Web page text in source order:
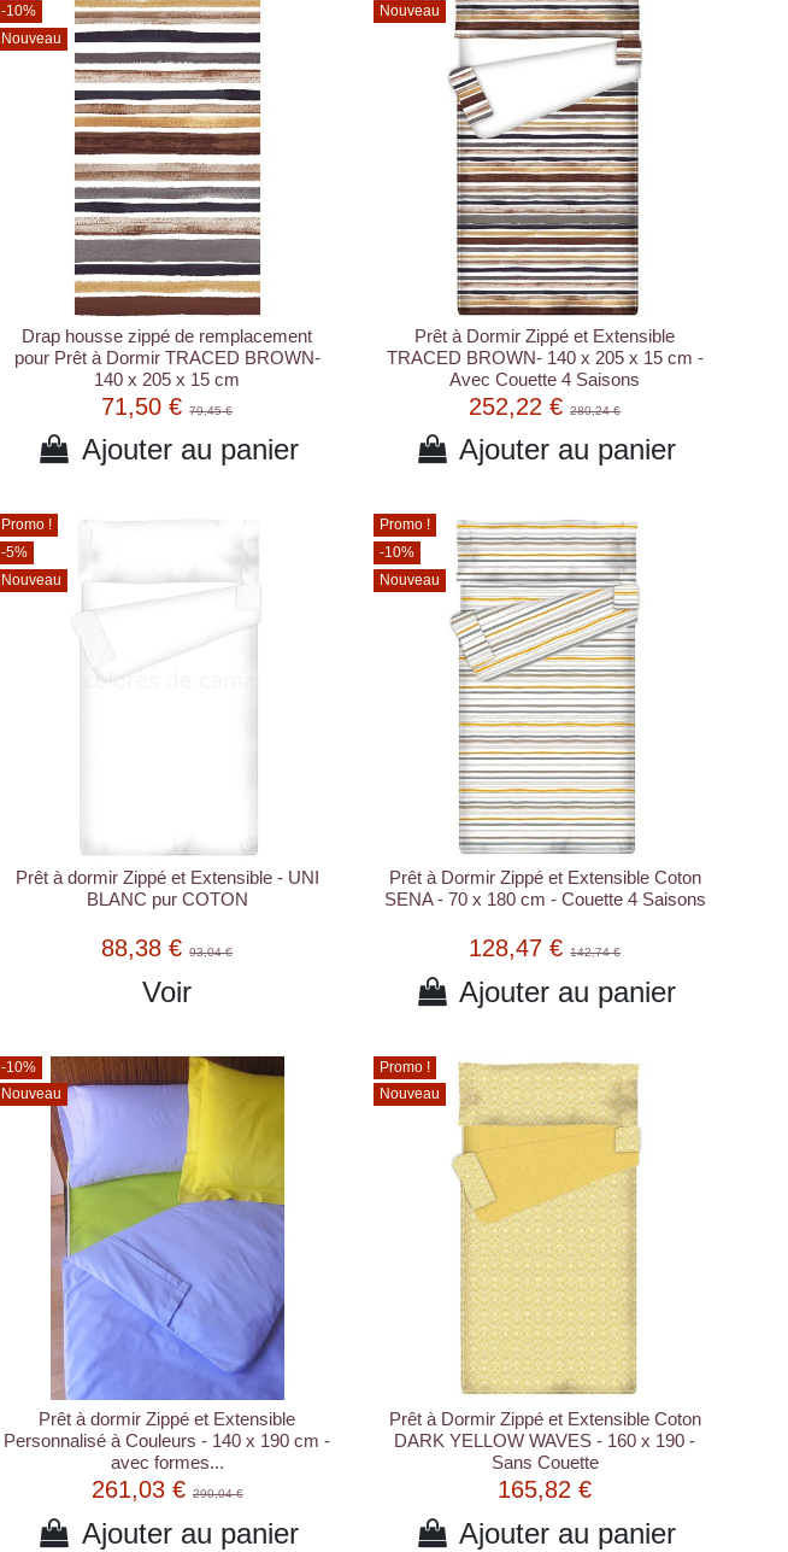
-10%
Nouveau
Drap housse zippé de remplacement
pour Prêt à Dormir TRACED BROWN-
140 x 205 x 15 cm
71,50 €79,45 €
Ajouter au panier
Nouveau
Prêt à Dormir Zippé et Extensible
TRACED BROWN- 140 x 205 x 15 cm -
Avec Couette 4 Saisons
252,22 €280,24 €
Ajouter au panier
Promo !
-5%
Nouveau
Prêt à dormir Zippé et Extensible - UNI
BLANC pur COTON
88,38 €93,04 €
Voir
Promo !
-10%
Nouveau
Prêt à Dormir Zippé et Extensible Coton
SENA - 70 x 180 cm - Couette 4 Saisons
128,47 €142,74 €
Ajouter au panier
-10%
Nouveau
Prêt à dormir Zippé et Extensible
Personnalisé à Couleurs - 140 x 190 cm -
avec formes...
261,03 €290,04 €
Ajouter au panier
Promo !
Nouveau
Prêt à Dormir Zippé et Extensible Coton
DARK YELLOW WAVES - 160 x 190 -
Sans Couette
165,82 €
Ajouter au panier